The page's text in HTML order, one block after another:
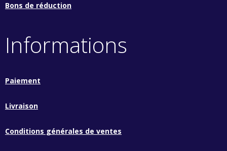
Bons de réduction
Informations
Paiement
Livraison
Conditions générales de ventes